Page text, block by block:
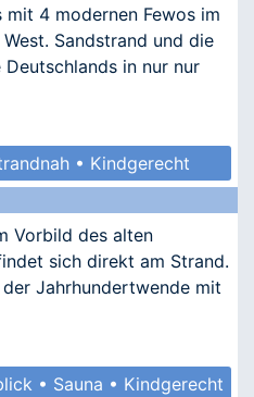
mit 4 modernen Fewos im
Sandstrand und die
in nur nur
• Kindgerecht
Vorbild des alten
sich direkt am Strand.
Jahrhundertwende mit
• Sauna • Kindgerecht